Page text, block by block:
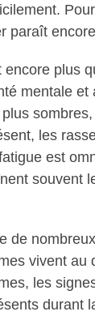
paraît
encore plus
mentale et
les
est
souvent
de
vivent au
les
durant